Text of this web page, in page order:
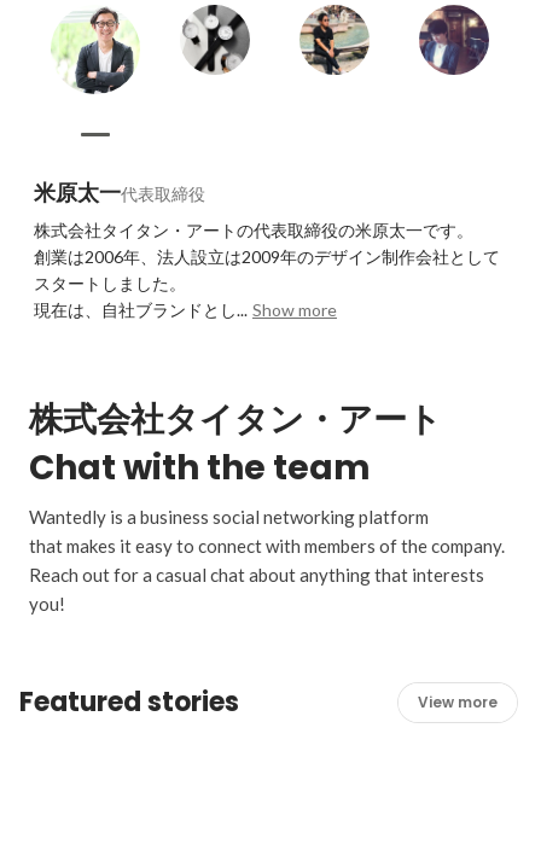
米原太一代表取締役
株式会社タイタン・アートの代表取締役の米原太一です。
創業は2006年、法人設立は2009年のデザイン制作会社として
スタートしました。
現在は、自社ブランドとし... Show more
株式会社タイタン・アート
Chat with the team
Wantedly is a business social networking platform
that makes it easy to connect with members of the company.
Reach out for a casual chat about anything that interests
you!
Featured stories View more